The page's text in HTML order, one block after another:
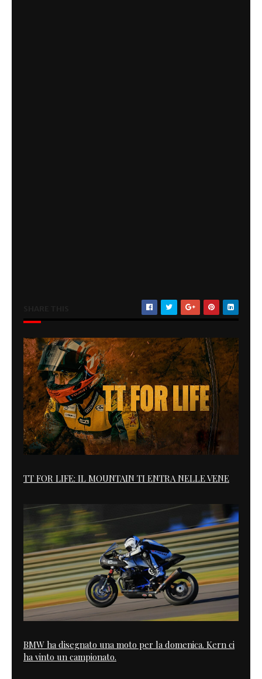
TT FOR LIFE: IL MOUNTAIN TI ENTRA NELLE VENE
BMW ha disegnato una moto per la domenica. Kern ci
ha vinto un campionato.